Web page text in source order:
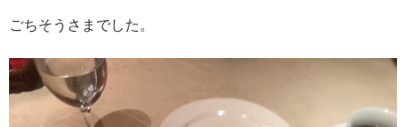
ごちそうさまでした。